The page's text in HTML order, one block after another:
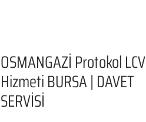
OSMANGAZİ Protokol LCV
Hizmeti BURSA | DAVET
SERVİSİ